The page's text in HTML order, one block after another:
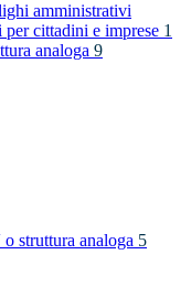
amministrativi
cittadini e imprese 1
analoga 9
struttura analoga 5